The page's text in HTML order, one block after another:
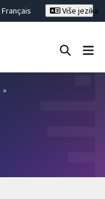
Français
Više jezika